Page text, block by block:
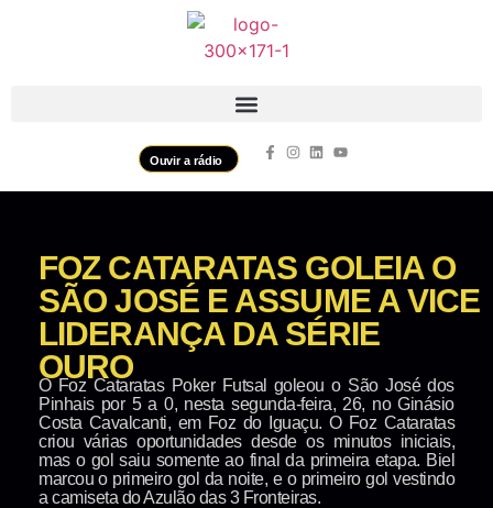
Ouvir a rádio
FOZ CATARATAS GOLEIA O
SÃO JOSÉ E ASSUME A VICE
LIDERANÇA DA SÉRIE
OURO
O Foz Cataratas Poker Futsal goleou o São José dos
Pinhais por 5 a 0, nesta segunda-feira, 26, no Ginásio
Costa Cavalcanti, em Foz do Iguaçu. O Foz Cataratas
criou várias oportunidades desde os minutos iniciais,
mas o gol saiu somente ao final da primeira etapa. Biel
marcou o primeiro gol da noite, e o primeiro gol vestindo
a camiseta do Azulão das 3 Fronteiras.